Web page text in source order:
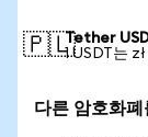
🇵🇱Tether
1 USDT는
다른 암호화폐